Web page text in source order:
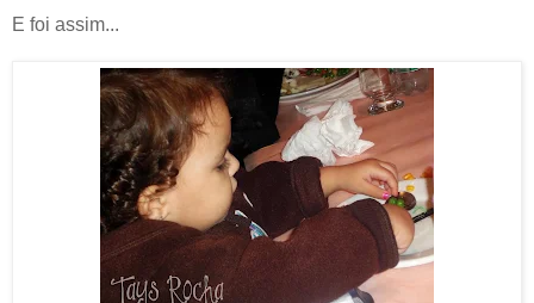
E foi assim...